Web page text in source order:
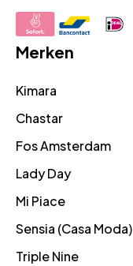
Merken
Kimara
Chastar
Fos Amsterdam
Lady Day
Mi Piace
Sensia (Casa Moda)
Triple Nine